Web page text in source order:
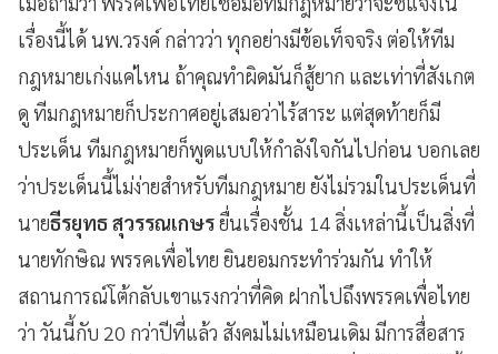
เรื่องนี้ได้ นพ.วรงค์ กล่าวว่า ทุกอย่างมีข้อเท็จจริง ต่อให้ทีม
กฎหมายเก่งแค่ไหน ถ้าคุณทำผิดมันก็สู้ยาก และเท่าที่สังเกต
ดู ทีมกฎหมายก็ประกาศอยู่เสมอว่าไร้สาระ แต่สุดท้ายก็มี
ประเด็น ทีมกฎหมายก็พูดแบบให้กำลังใจกันไปก่อน บอกเลย
ว่าประเด็นนี้ไม่ง่ายสำหรับทีมกฎหมาย ยังไม่รวมในประเด็นที่
นายธีรยุทธ สุวรรณเกษรยื่นเรื่องชั้น 14 สิ่งเหล่านี้เป็นสิ่งที่
นายทักษิณ พรรคเพื่อไทย ยินยอมกระทำร่วมกัน ทำให้
สถานการณ์โต้กลับเขาแรงกว่าที่คิด ฝากไปถึงพรรคเพื่อไทย
ว่า วันนี้กับ 20 กว่าปีที่แล้ว สังคมไม่เหมือนเดิม มีการสื่อสาร